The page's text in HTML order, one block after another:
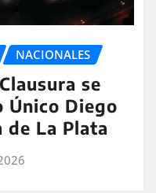
NACIONALES
se
Único Diego
de La Plata